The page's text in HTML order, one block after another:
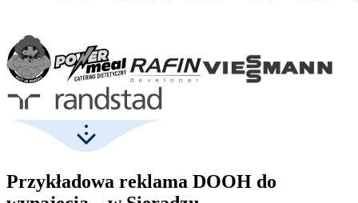
Przykładowa reklama DOOH do